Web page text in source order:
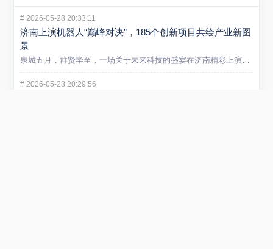
#2026-05-28 20:33:11
济南上演机器人“巅峰对决”，185个创新项目共绘产业新图
景
泉城五月，群贤毕至，一场关于未来科技的盛宴在济南精彩上演。5...
#2026-05-28 20:29:56